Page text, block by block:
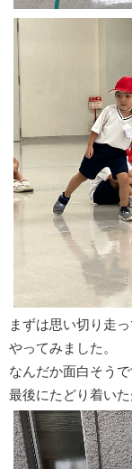
まずは思い切り走
やってみました。
なんだか面白そうで
最後にたどり着いた